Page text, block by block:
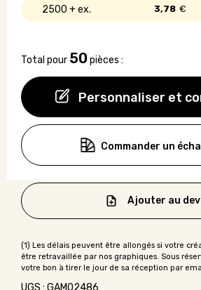
Personnaliser et
2500 + 3,78 €
Total pour 50 pièces :
Commander un
Ajouter au